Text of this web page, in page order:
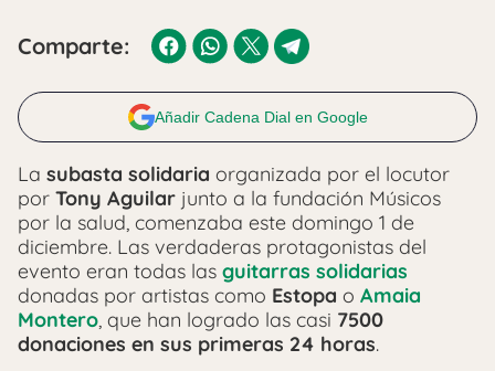
Comparte:
Añadir Cadena Dial en Google
La subasta solidaria organizada por el locutor
por Tony Aguilar junto a la fundación Músicos
por la salud, comenzaba este domingo 1 de
diciembre. Las verdaderas protagonistas del
evento eran todas las guitarras solidarias
donadas por artistas como Estopa o Amaia
Montero, que han logrado las casi 7500
donaciones en sus primeras 24 horas.